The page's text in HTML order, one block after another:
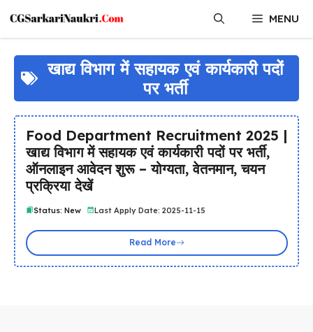
content
MENU
खाद्य विभाग में सहायक एवं कार्यकारी पदों
पर भर्ती
Food Department Recruitment 2025 |
खाद्य विभाग में सहायक एवं कार्यकारी पदों पर भर्ती,
ऑनलाइन आवेदन शुरू – योग्यता, वेतनमान, चयन
प्रक्रिया देखें
Status: New Last Apply Date: 2025-11-15
Read More